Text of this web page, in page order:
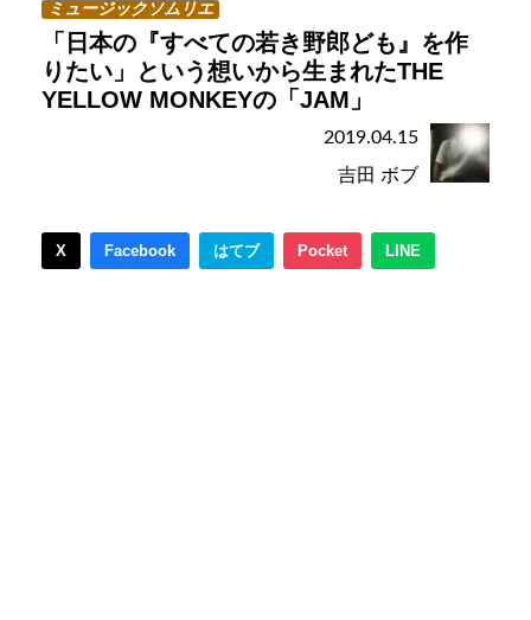
ミュージックソムリエ
「日本の『すべての若き野郎ども』を作
りたい」という想いから生まれたTHE
YELLOW MONKEYの「JAM」
2019.04.15
吉田 ボブ
X Facebook はてブ Pocket LINE